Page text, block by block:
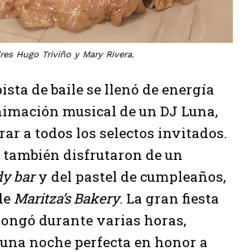
Hugo Triviño y Mary Rivera.
de baile se llenó de energía
musical de un DJ Luna,
a todos los selectos invitados.
también disfrutaron de un
bary del pastel de cumpleaños,
Maritza’s Bakery. La gran fiesta
durante varias horas,
noche perfecta en honor a